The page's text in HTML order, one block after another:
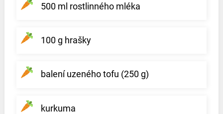
500 ml rostlinného mléka
100 g hrašky
balení uzeného tofu (250 g)
kurkuma